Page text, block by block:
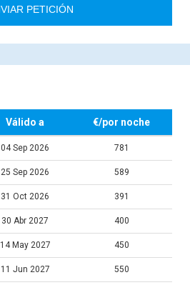
Válido a €/por noche
04 Sep 2026 781
25 Sep 2026 589
31 Oct 2026 391
30 Abr 2027 400
14 May 2027 450
11 Jun 2027 550